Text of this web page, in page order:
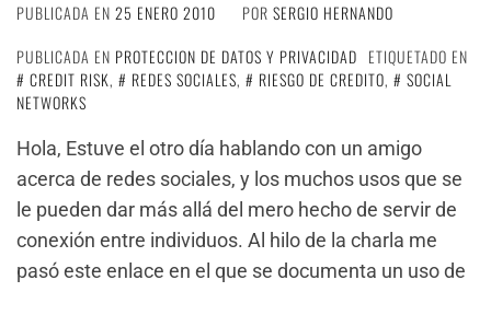
PUBLICADA EN 25 ENERO 2010 POR SERGIO HERNANDO
PUBLICADA EN PROTECCION DE DATOS Y PRIVACIDAD ETIQUETADO EN
CREDIT RISK, REDES SOCIALES, RIESGO DE CREDITO,
SOCIAL
NETWORKS
Hola, Estuve el otro día hablando con un amigo
acerca de redes sociales, y los muchos usos que se
le pueden dar más allá del mero hecho de servir de
conexión entre individuos. Al hilo de la charla me
pasó este enlace en el que se documenta un uso de